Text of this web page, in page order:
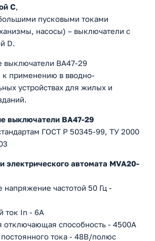
C,
пусковыми токами
насосы) – выключатели с
D.
выключатели ВА47-29
применению в вводно-
устройствах для жилых и
выключатели ВА47-29
ГОСТ Р 50345-99, ТУ 2000
электрического автомата MVA20-
напряжение частотой 50 Гц -
ток In - 6А
отключающая способность - 4500А
тока - 48В/полюс